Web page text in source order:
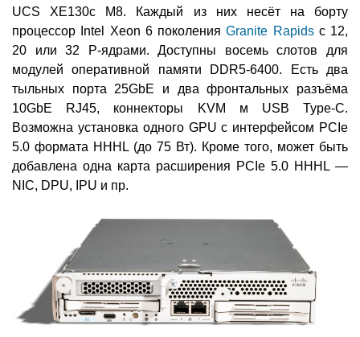
UCS XE130c M8. Каждый из них несёт на борту
процессор Intel Xeon 6 поколенияGranite Rapidsс 12,
20 или 32 P-ядрами. Доступны восемь слотов для
модулей оперативной памяти DDR5-6400. Есть два
тыльных порта 25GbE и два фронтальных разъёма
10GbE RJ45, коннекторы KVM м USB Type-C.
Возможна установка одного GPU с интерфейсом PCIe
5.0 формата HHHL (до 75 Вт). Кроме того, может быть
добавлена одна карта расширения PCIe 5.0 HHHL —
NIC, DPU, IPU и пр.